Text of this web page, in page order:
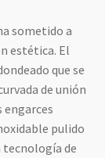
sometido a
estética. El
que se
de unión
engarces
pulido
tecnología de